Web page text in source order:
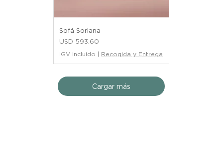
Sofá Soriana
Precio
USD 593.60
IGV incluido Recogida y Entrega
Cargar más